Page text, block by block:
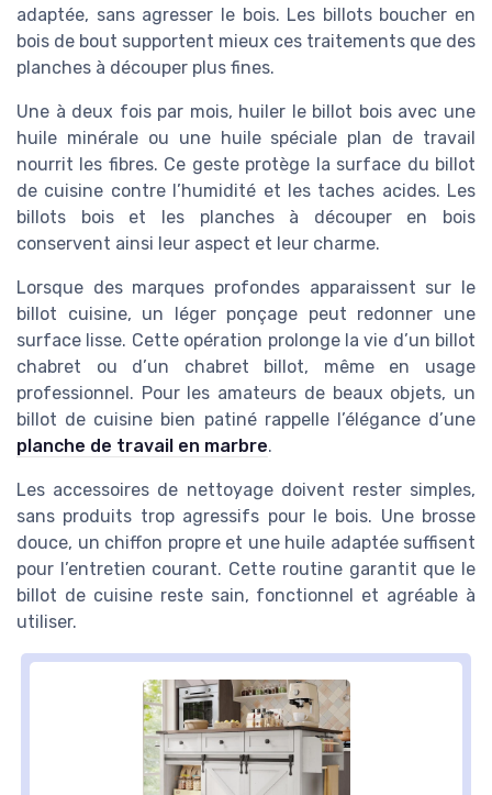
adaptée, sans agresser le bois. Les billots boucher en
bois de bout supportent mieux ces traitements que des
planches à découper plus fines.
Une à deux fois par mois, huiler le billot bois avec une
huile minérale ou une huile spéciale plan de travail
nourrit les fibres. Ce geste protège la surface du billot
de cuisine contre l’humidité et les taches acides. Les
billots bois et les planches à découper en bois
conservent ainsi leur aspect et leur charme.
Lorsque des marques profondes apparaissent sur le
billot cuisine, un léger ponçage peut redonner une
surface lisse. Cette opération prolonge la vie d’un billot
chabret ou d’un chabret billot, même en usage
professionnel. Pour les amateurs de beaux objets, un
billot de cuisine bien patiné rappelle l’élégance d’une
planche de travail en marbre.
Les accessoires de nettoyage doivent rester simples,
sans produits trop agressifs pour le bois. Une brosse
douce, un chiffon propre et une huile adaptée suffisent
pour l’entretien courant. Cette routine garantit que le
billot de cuisine reste sain, fonctionnel et agréable à
utiliser.